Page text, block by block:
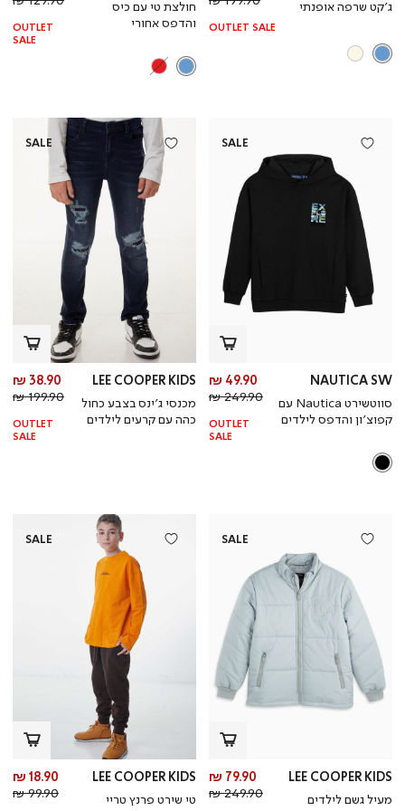
ג’קט שרפה אופנתי
רגיל
OUTLET SALE
חולצת טי עם כיס
והדפס אחורי
OUTLET
SALE
SALE
NAUTICA SW
סווטשירט Nautica עם
קפוצ’ון והדפס לילדים
מחיר
מוצר
49.90 ₪
מחיר
רגיל
249.90 ₪
OUTLET
SALE
SALE
LEE COOPER KIDS
מכנסי ג’ינס בצבע כחול
כהה עם קרעים לילדים
38.90 ₪
199.90 ₪
OUTLET
SALE
SALE
LEE COOPER KIDS
מעיל גשם לילדים
מחיר
מוצר
79.90 ₪
מחיר
249.90 ₪
SALE
LEE COOPER KIDS
טי שירט פרנץ טריי
18.90 ₪
99.90 ₪